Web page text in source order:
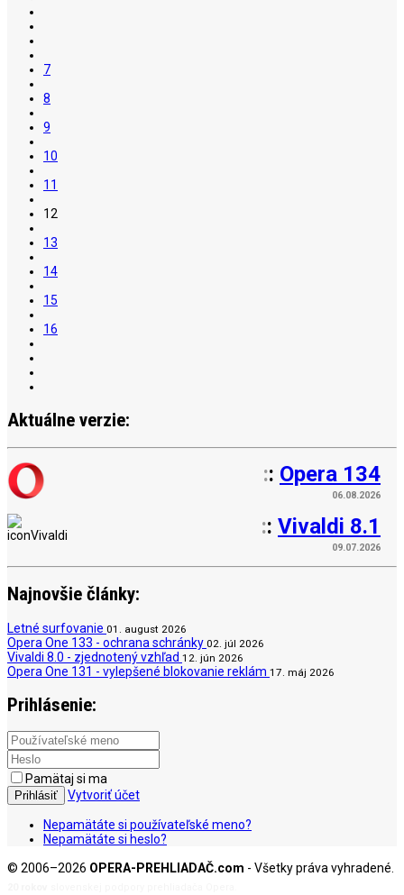
7
8
9
10
11
12
13
14
15
16
Aktuálne verzie:
:: Opera 134
06.08.2026
:: Vivaldi 8.1
09.07.2026
Najnovšie články:
Letné surfovanie 01. august 2026
Opera One 133 - ochrana schránky 02. júl 2026
Vivaldi 8.0 - zjednotený vzhľad 12. jún 2026
Opera One 131 - vylepšené blokovanie reklám 17. máj 2026
Prihlásenie:
Pamätaj si ma
Prihlásiť Vytvoriť účet
Nepamätáte si používateľské meno?
Nepamätáte si heslo?
© 2006–2026 OPERA-PREHLIADAČ.com - Všetky práva vyhradené.